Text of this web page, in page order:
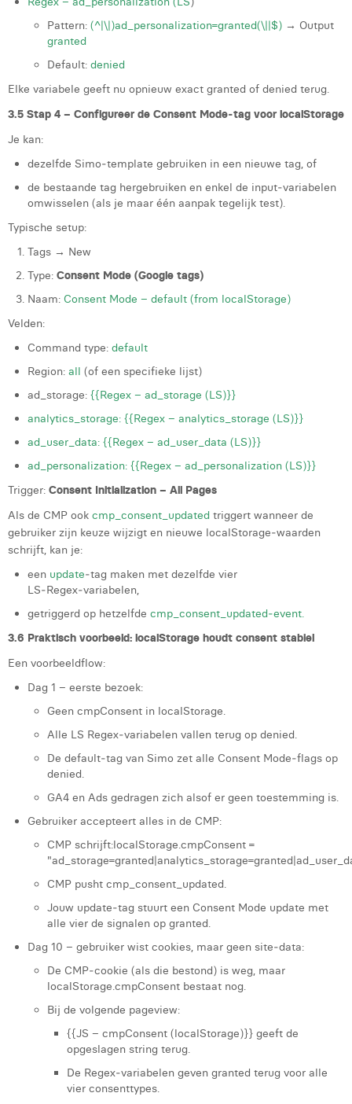
Pattern: (^|\|)ad_personalization=granted(\||$) → Output
granted
Default: denied
Elke variabele geeft nu opnieuw exact granted of denied terug.
3.5 Stap 4 – Configureer de Consent Mode‑tag voor localStorage
Je kan:
dezelfde Simo‑template gebruiken in een nieuwe tag, of
de bestaande tag hergebruiken en enkel de input‑variabelen
omwisselen (als je maar één aanpak tegelijk test).
Typische setup:
Tags → New
Type: Consent Mode (Google tags)
Naam: Consent Mode – default (from localStorage)
Velden:
Command type: default
Region: all (of een specifieke lijst)
ad_storage: {{Regex – ad_storage (LS)}}
analytics_storage: {{Regex – analytics_storage (LS)}}
ad_user_data: {{Regex – ad_user_data (LS)}}
ad_personalization: {{Regex – ad_personalization (LS)}}
Trigger: Consent Initialization – All Pages
Als de CMP ook cmp_consent_updated triggert wanneer de
gebruiker zijn keuze wijzigt en nieuwe localStorage‑waarden
schrijft, kan je:
een update‑tag maken met dezelfde vier
LS‑Regex‑variabelen,
getriggerd op hetzelfde cmp_consent_updated‑event.
3.6 Praktisch voorbeeld: localStorage houdt consent stabiel
Een voorbeeldflow:
Dag 1 – eerste bezoek:
Geen cmpConsent in localStorage.
Alle LS Regex‑variabelen vallen terug op denied.
De default‑tag van Simo zet alle Consent Mode‑flags op
denied.
GA4 en Ads gedragen zich alsof er geen toestemming is.
Gebruiker accepteert alles in de CMP:
CMP schrijft:localStorage.cmpConsent =
CMP pusht cmp_consent_updated.
Jouw update‑tag stuurt een Consent Mode update met
alle vier de signalen op granted.
Dag 10 – gebruiker wist cookies, maar geen site‑data:
De CMP‑cookie (als die bestond) is weg, maar
localStorage.cmpConsent bestaat nog.
Bij de volgende pageview:
{{JS – cmpConsent (localStorage)}} geeft de
opgeslagen string terug.
De Regex‑variabelen geven granted terug voor alle
vier consenttypes.